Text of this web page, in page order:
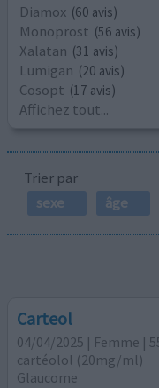
Diamox (60 avis)
Monoprost (56 avis)
Xalatan (31 avis)
Lumigan (20 avis)
Cosopt (17 avis)
Affichez tout...
Trier par
sexe
âge
Carteol
04/04/2025 | Femme |
cartéolol (20mg/ml)
Glaucome